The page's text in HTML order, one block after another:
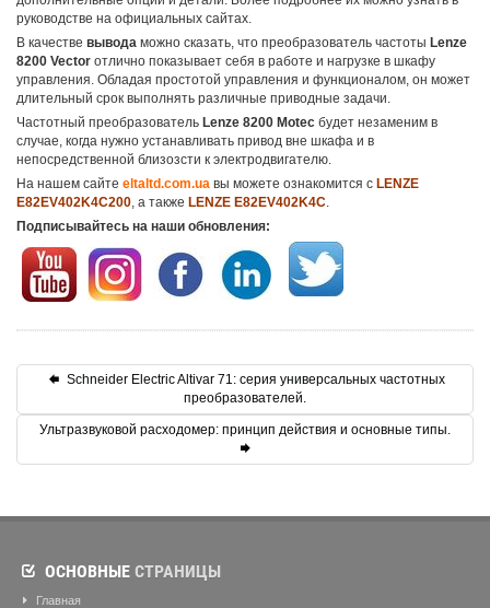
руководстве на официальных сайтах.
В качестве вывода можно сказать, что преобразователь частоты Lenze
8200 Vector отлично показывает себя в работе и нагрузке в шкафу
управления. Обладая простотой управления и функционалом, он может
длительный срок выполнять различные приводные задачи.
Частотный преобразователь Lenze 8200 Motec будет незаменим в
случае, когда нужно устанавливать привод вне шкафа и в
непосредственной близозсти к электродвигателю.
На нашем сайте eltaltd.com.ua вы можете ознакомится с LENZE
E82EV402K4C200, а также LENZE E82EV402K4C.
Подписывайтесь на наши обновления:
Schneider Electric Altivar 71: серия универсальных частотных
преобразователей.
Ультразвуковой расходомер: принцип действия и основные типы.
ОСНОВНЫЕ СТРАНИЦЫ
Главная